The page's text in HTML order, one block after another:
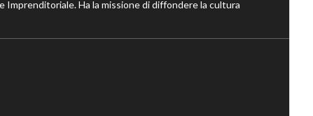
Ha la missione di diffondere la cultura